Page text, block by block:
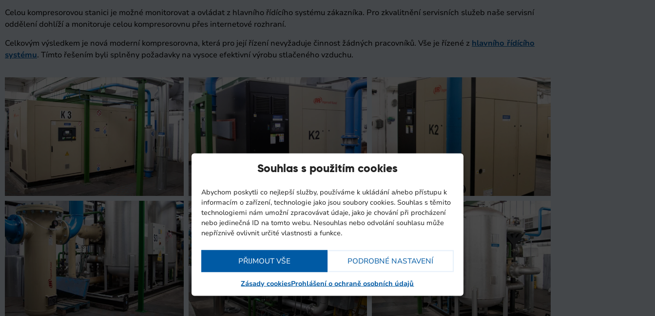
Souhlas s použitím cookies
Abychom poskytli co nejlepší služby, používáme k ukládání a/nebo přístupu k
informacím o zařízení, technologie jako jsou soubory cookies. Souhlas s těmito
technologiemi nám umožní zpracovávat údaje, jako je chování při procházení
nebo jedinečná ID na tomto webu. Nesouhlas nebo odvolání souhlasu může
nepříznivě ovlivnit určité vlastnosti a funkce.
PŘIJMOUT VŠE PODROBNÉ NASTAVENÍ
Zásady cookiesProhlášení o ochraně osobních údajů
Celou kompresorovou stanici je možné monitorovat a ovládat z hlavního řídícího systému zákazníka. Pro zkvalitnění servisních služeb naše servisní
oddělení dohlíží a monitoruje celou kompresorovnu přes internetové rozhraní.
Celkovým výsledkem je nová moderní kompresorovna, která pro její řízení nevyžaduje činnost žádných pracovníků. Vše je řízené z hlavního řídícího
systému. Tímto řešením byli splněny požadavky na vysoce efektivní výrobu stlačeného vzduchu.